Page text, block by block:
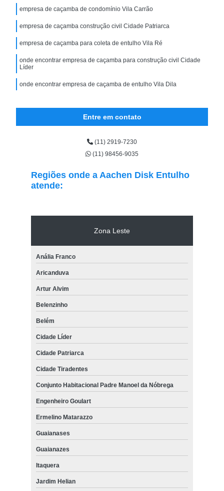
empresa de caçamba de condomínio Vila Carrão
empresa de caçamba construção civil Cidade Patriarca
empresa de caçamba para coleta de entulho Vila Ré
onde encontrar empresa de caçamba para construção civil Cidade
Líder
onde encontrar empresa de caçamba de entulho Vila Dila
Entre em contato
(11) 2919-7230
(11) 98456-9035
Regiões onde a Aachen Disk Entulho
atende:
Zona Leste
Anália Franco
Aricanduva
Artur Alvim
Belenzinho
Belém
Cidade Líder
Cidade Patriarca
Cidade Tiradentes
Conjunto Habitacional Padre Manoel da Nóbrega
Engenheiro Goulart
Ermelino Matarazzo
Guaianases
Guaianazes
Itaquera
Jardim Helian